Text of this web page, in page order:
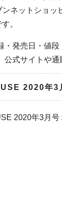
ネットショッ
。
・発売日・値
式サイトや通
2020年3